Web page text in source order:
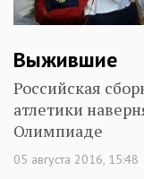
Выжившие
Российская
атлетики
Олимпиаде
05 августа 2016, 15:48